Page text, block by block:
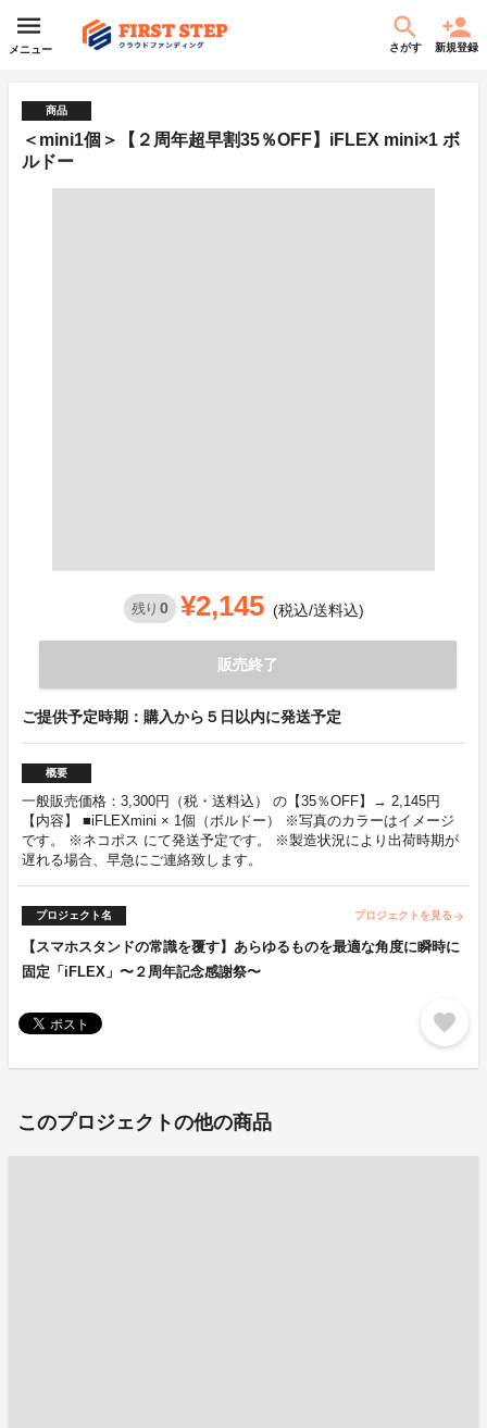
メニュー さがす 新規登録
商品
＜mini1個＞【２周年超早割35％OFF】iFLEX mini×1 ボ
ルドー
残り 0 ¥2,145 (税込/送料込)
販売終了
ご提供予定時期：購入から５日以内に発送予定
概要
一般販売価格：3,300円（税・送料込） の【35％OFF】→ 2,145円
【内容】 ■iFLEXmini × 1個（ボルドー） ※写真のカラーはイメージ
です。 ※ネコポス にて発送予定です。 ※製造状況により出荷時期が
遅れる場合、早急にご連絡致します。
プロジェクト名 プロジェクトを見る arrow_forward
【スマホスタンドの常識を覆す】あらゆるものを最適な角度に瞬時に
固定「iFLEX」〜２周年記念感謝祭〜
favorite
このプロジェクトの他の商品